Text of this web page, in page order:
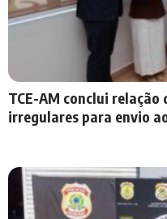
TCE-AM conclui relação
irregulares para envio